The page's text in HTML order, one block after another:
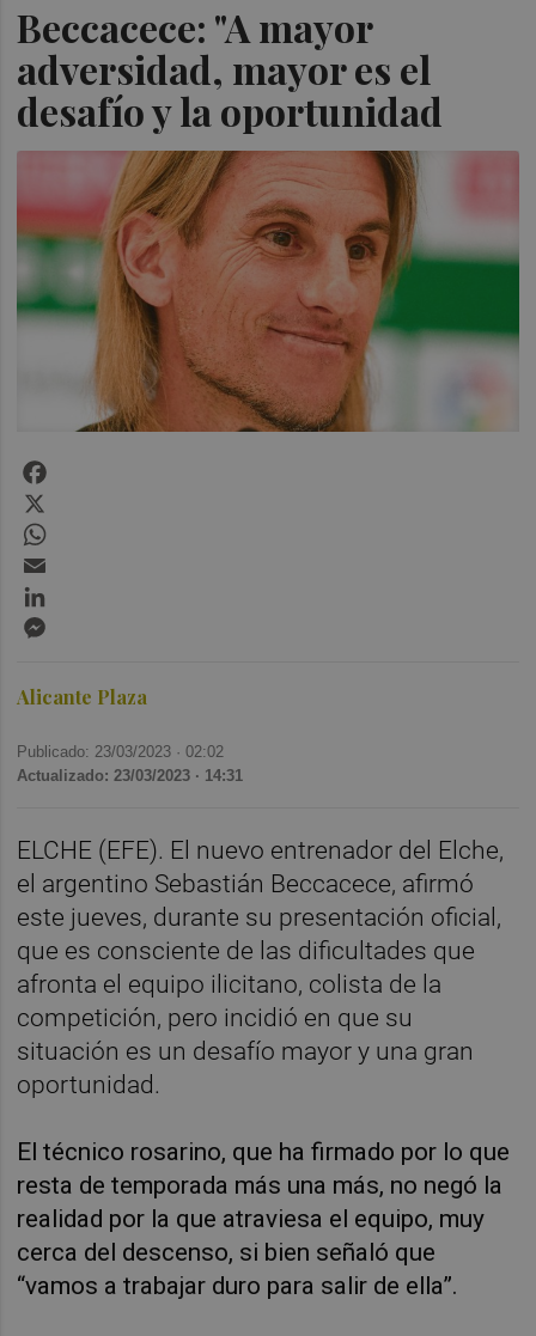
Beccacece: "A mayor
adversidad, mayor es el
desafío y la oportunidad
Alicante Plaza
Publicado: 23/03/2023 ·02:02
Actualizado: 23/03/2023 · 14:31
ELCHE (EFE). El nuevo entrenador del Elche,
el argentino Sebastián Beccacece, afirmó
este jueves, durante su presentación oficial,
que es consciente de las dificultades que
afronta el equipo ilicitano, colista de la
competición, pero incidió en que su
situación es un desafío mayor y una gran
oportunidad.
El técnico rosarino, que ha firmado por lo que
resta de temporada más una más, no negó la
realidad por la que atraviesa el equipo, muy
cerca del descenso, si bien señaló que
“vamos a trabajar duro para salir de ella”.